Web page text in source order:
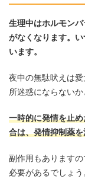
生理中はホルモン
がなくなります。
います。
夜中の無駄吠えは
所迷惑にならないか
一時的に発情を止
合は、発情抑制薬
副作用もあります
必要があるでしょう